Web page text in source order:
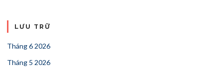
LƯU TRỮ
Tháng 6 2026
Tháng 5 2026